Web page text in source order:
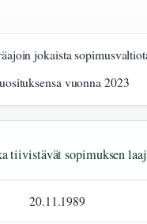
jokaista
vuonna 2023
tiivistävät sopimuksen
20.11.1989